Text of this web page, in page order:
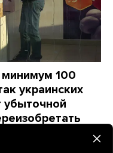
100
украинских
убыточной